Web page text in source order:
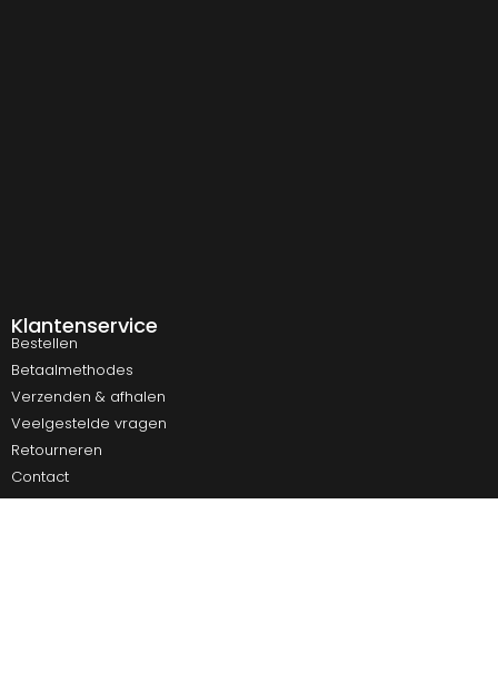
Klantenservice
Bestellen
Betaalmethodes
Verzenden & afhalen
Veelgestelde vragen
Retourneren
Contact